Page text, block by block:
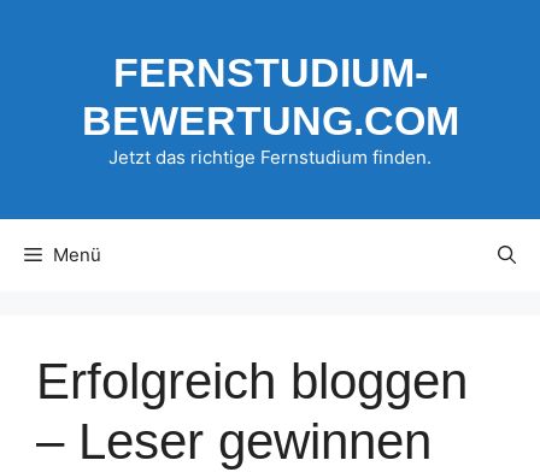
FERNSTUDIUM-
BEWERTUNG.COM
Jetzt das richtige Fernstudium finden.
Menü
Erfolgreich bloggen
– Leser gewinnen